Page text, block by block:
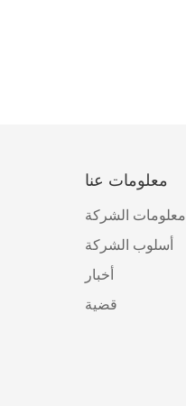
معلومات عنا
معلومات الشركة
أسلوب الشركة
أخبار
قضية